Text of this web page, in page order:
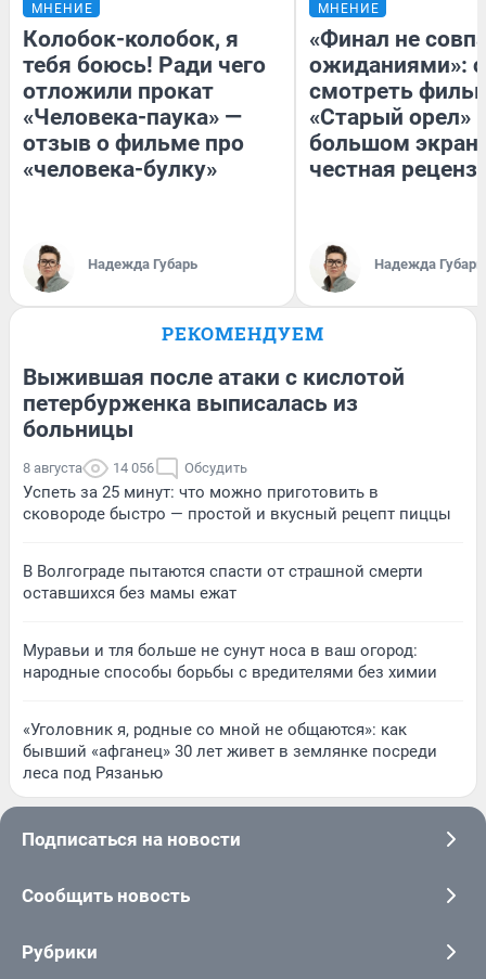
МНЕНИЕ
Колобок-колобок, я
тебя боюсь! Ради чего
отложили прокат
«Человека-паука» —
отзыв о фильме про
«человека-булку»
Надежда Губарь
МНЕНИЕ
«Финал не
ожиданиями»:
смотреть
«Старый орел»
большом
честная
Надежда Губарь
РЕКОМЕНДУЕМ
Выжившая после атаки с кислотой
петербурженка выписалась из
больницы
8 августа 14 056 Обсудить
Успеть за 25 минут: что можно приготовить в
сковороде быстро — простой и вкусный рецепт пиццы
В Волгограде пытаются спасти от страшной смерти
оставшихся без мамы ежат
Муравьи и тля больше не сунут носа в ваш огород:
народные способы борьбы с вредителями без химии
«Уголовник я, родные со мной не общаются»: как
бывший «афганец» 30 лет живет в землянке посреди
леса под Рязанью
Подписаться на новости
Сообщить новость
Рубрики